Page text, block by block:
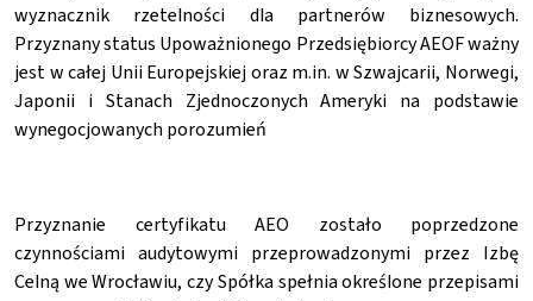
wyznacznik rzetelności dla partnerów biznesowych.
Przyznany status Upoważnionego Przedsiębiorcy AEOF ważny
jest w całej Unii Europejskiej oraz m.in. w Szwajcarii, Norwegi,
Japonii i Stanach Zjednoczonych Ameryki na podstawie
wynegocjowanych porozumień
Przyznanie certyfikatu AEO zostało poprzedzone
czynnościami audytowymi przeprowadzonymi przez Izbę
Celną we Wrocławiu, czy Spółka spełnia określone przepisami